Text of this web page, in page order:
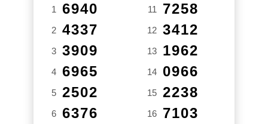
1 6940
2 4337
3 3909
4 6965
5 2502
6 6376
11 7258
12 3412
13 1962
14 0966
15 2238
16 7103